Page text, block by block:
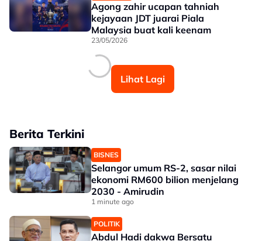
Agong zahir ucapan tahniah
kejayaan JDT juarai Piala
Malaysia buat kali keenam
23/05/2026
Lihat Lagi
Berita Terkini
BISNES
Selangor umum RS-2, sasar nilai
ekonomi RM600 bilion menjelang
2030 - Amirudin
1 minute ago
POLITIK
Abdul Hadi dakwa Bersatu